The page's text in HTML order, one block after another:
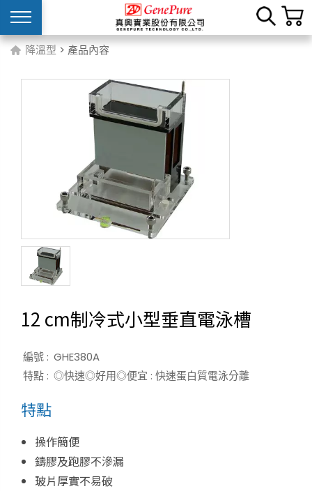
降溫型 > 產品內容
12 cm制冷式小型垂直電泳槽
編號 : GHE380A
特點 : ◎快速◎好用◎便宜 : 快速蛋白質電泳分離
特點
操作簡便
鑄膠及跑膠不滲漏
玻片厚實不易破